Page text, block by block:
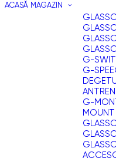
ACASĂ MAGAZIN
G-
G-
G-
MOUNT